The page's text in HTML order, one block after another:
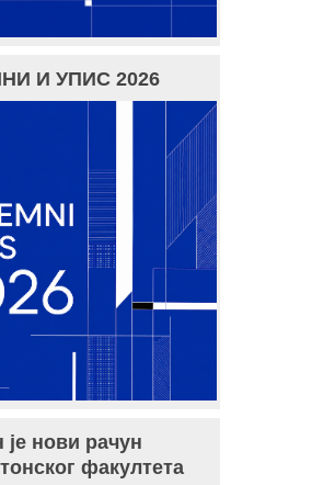
И УПИС 2026
нови рачун
факултета